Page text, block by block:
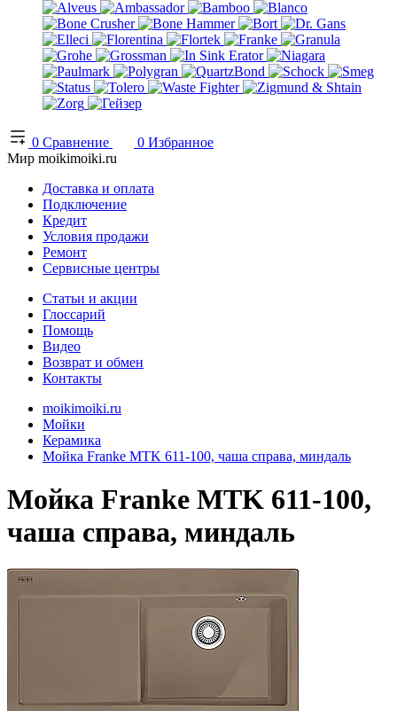
0 Сравнение 0 Избранное
Мир moikimoiki.ru
Доставка и оплата
Подключение
Кредит
Условия продажи
Ремонт
Сервисные центры
Статьи и акции
Глоссарий
Помощь
Видео
Возврат и обмен
Контакты
moikimoiki.ru
Мойки
Керамика
Мойка Franke MTK 611-100, чаша справа, миндаль
Мойка Franke MTK 611-100,
чаша справа, миндаль